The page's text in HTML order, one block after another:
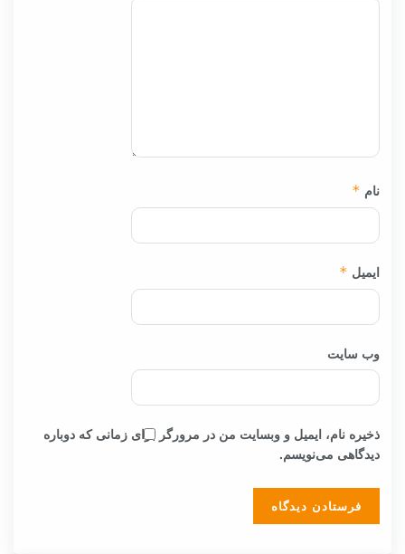
نام *
ایمیل *
وب‌ سایت
ذخیره نام، ایمیل و وبسایت من در مرورگر برای زمانی که دوباره
دیدگاهی می‌نویسم.